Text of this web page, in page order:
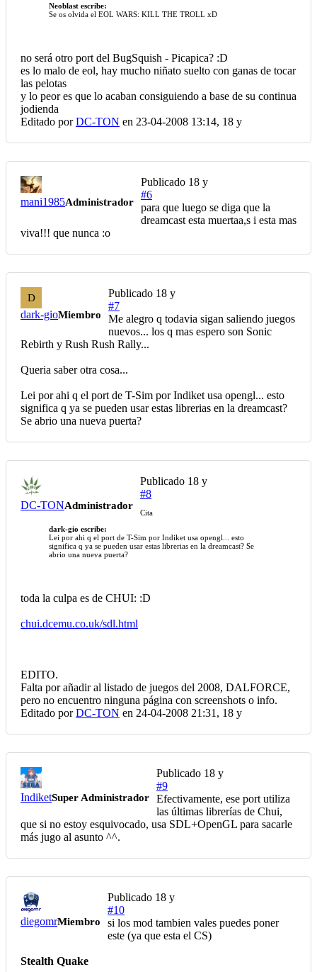
Neoblast escribe:
Se os olvida el EOL WARS: KILL THE TROLL xD
no será otro port del BugSquish - Picapica? :D
es lo malo de eol, hay mucho niñato suelto con ganas de tocar
las pelotas
y lo peor es que lo acaban consiguiendo a base de su continua
jodienda
Editado porDC-TON en 23-04-2008 13:14, 18 y
mani1985Administrador
Publicado 18 y
#6
para que luego se diga que la
dreamcast esta muertaa,s i esta mas
viva!!! que nunca :o
D
dark-gioMiembro
Publicado 18 y
#7
Me alegro q todavia sigan saliendo juegos
nuevos... los q mas espero son Sonic
Rebirth y Rush Rush Rally...
Queria saber otra cosa...
Lei por ahi q el port de T-Sim por Indiket usa opengl... esto
significa q ya se pueden usar estas librerias en la dreamcast?
Se abrio una nueva puerta?
DC-TONAdministrador
Publicado 18 y
#8
Cita
dark-gio escribe:
Lei por ahi q el port de T-Sim por Indiket usa opengl... esto
significa q ya se pueden usar estas librerias en la dreamcast? Se
abrio una nueva puerta?
toda la culpa es de CHUI: :D
chui.dcemu.co.uk/sdl.html
EDITO.
Falta por añadir al listado de juegos del 2008, DALFORCE,
pero no encuentro ninguna página con screenshots o info.
Editado porDC-TON en 24-04-2008 21:31, 18 y
IndiketSuper Administrador
Publicado 18 y
#9
Efectivamente, ese port utiliza
las últimas librerías de Chui,
que si no estoy esquivocado, usa SDL+OpenGL para sacarle
más jugo al asunto ^^.
diegomrMiembro
Publicado 18 y
#10
si los mod tambien vales puedes poner
este (ya que esta el CS)
Stealth Quake